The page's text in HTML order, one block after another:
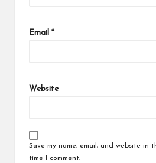
Email *
Website
Save my name, email, and website in
time I comment.